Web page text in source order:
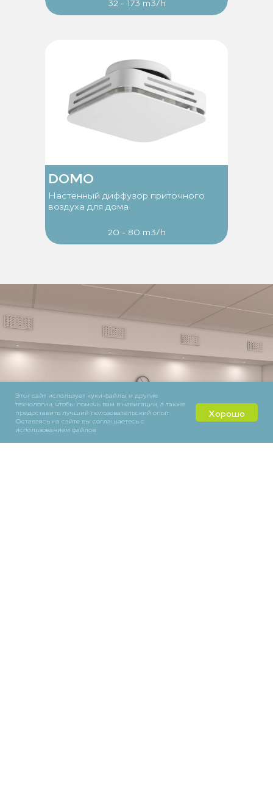
Этот сайт использует куки-файлы и другие
технологии, чтобы помочь вам в навигации, а также
предоставить лучший пользовательский опыт.
Оставаясь на сайте вы соглашаетесь с
использованием файлов.
Хорошо
DOMO
Настенный диффузор приточного
воздуха для дома
20 - 80 m3/h